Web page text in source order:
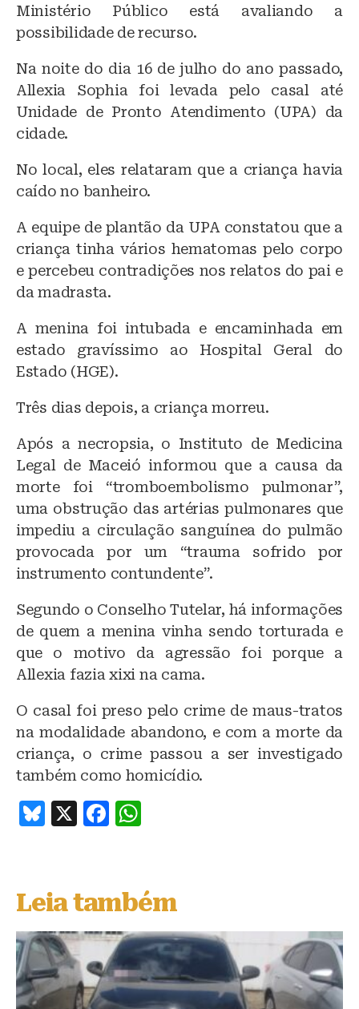
Ministério Público está avaliando a
possibilidade de recurso.
Na noite do dia 16 de julho do ano passado,
Allexia Sophia foi levada pelo casal até
Unidade de Pronto Atendimento (UPA) da
cidade.
No local, eles relataram que a criança havia
caído no banheiro.
A equipe de plantão da UPA constatou que a
criança tinha vários hematomas pelo corpo
e percebeu contradições nos relatos do pai e
da madrasta.
A menina foi intubada e encaminhada em
estado gravíssimo ao Hospital Geral do
Estado (HGE).
Três dias depois, a criança morreu.
Após a necropsia, o Instituto de Medicina
Legal de Maceió informou que a causa da
morte foi “tromboembolismo pulmonar”,
uma obstrução das artérias pulmonares que
impediu a circulação sanguínea do pulmão
provocada por um “trauma sofrido por
instrumento contundente”.
Segundo o Conselho Tutelar, há informações
de quem a menina vinha sendo torturada e
que o motivo da agressão foi porque a
Allexia fazia xixi na cama.
O casal foi preso pelo crime de maus-tratos
na modalidade abandono, e com a morte da
criança, o crime passou a ser investigado
também como homicídio.
B
s
k
y
X
F
e
b
o
o
k
s
A
p
p
Leia também